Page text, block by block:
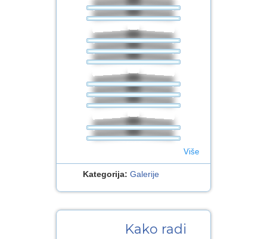
Više
Kategorija: Galerije
Kako radi